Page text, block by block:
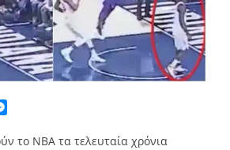
το ΝΒΑ τα τελευταία χρόνια